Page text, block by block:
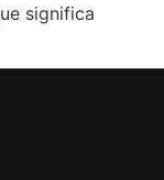
significa